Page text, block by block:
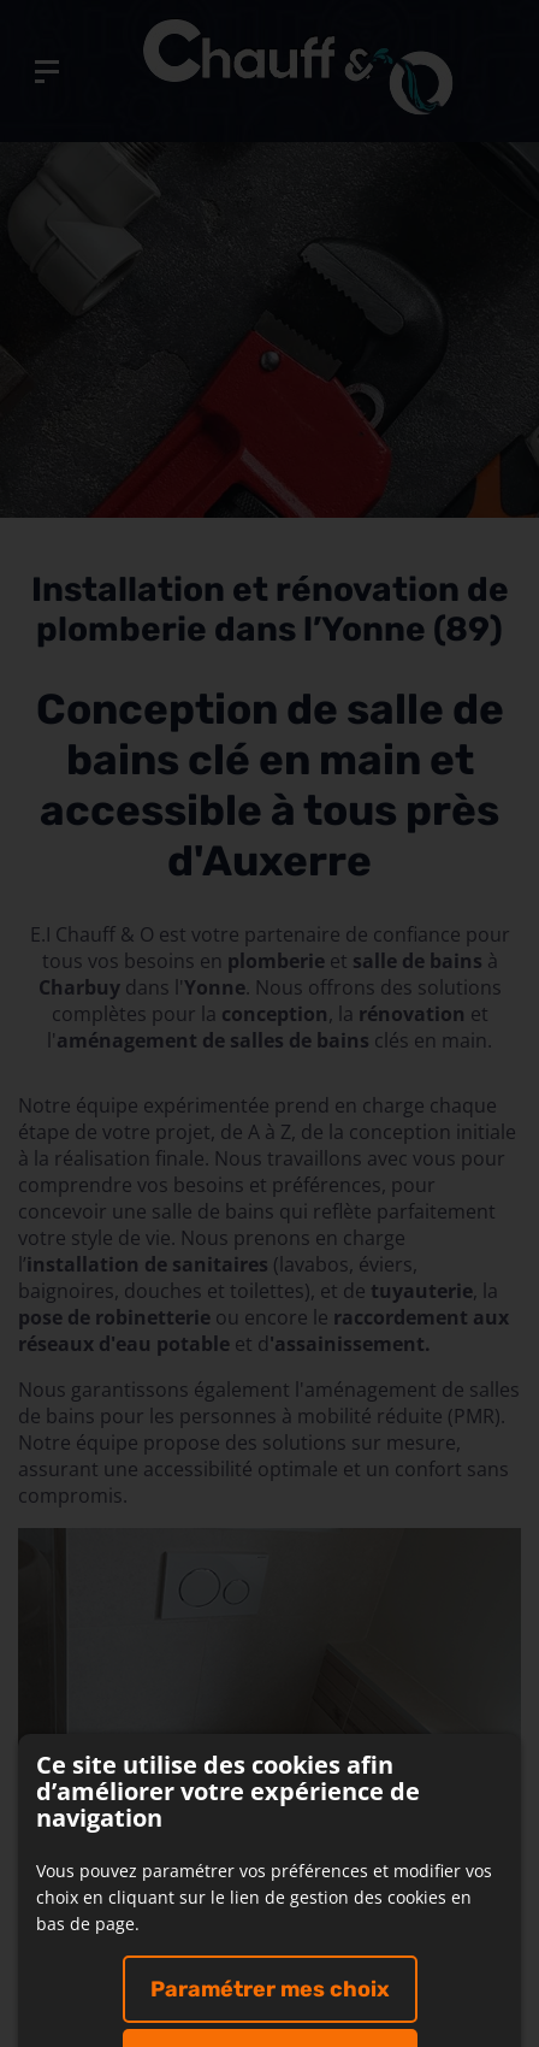
Installation et rénovation de
plomberie dans l’Yonne (89)
Conception de salle de
bains clé en main et
accessible à tous près
d'Auxerre
E.I Chauff & O est votre partenaire de confiance pour
tous vos besoins en plomberie et salle de bains à
Charbuy dans l'Yonne. Nous offrons des solutions
complètes pour la conception, la rénovation et
l'aménagement de salles de bains clés en main.
Notre équipe expérimentée prend en charge chaque
étape de votre projet, de A à Z, de la conception initiale
à la réalisation finale. Nous travaillons avec vous pour
comprendre vos besoins et préférences, pour
concevoir une salle de bains qui reflète parfaitement
votre style de vie. Nous prenons en charge
l’installation de sanitaires (lavabos, éviers,
baignoires, douches et toilettes), et de tuyauterie, la
pose de robinetterie ou encore le raccordement aux
réseaux d'eau potable et d'assainissement.
Nous garantissons également l'aménagement de salles
de bains pour les personnes à mobilité réduite (PMR).
Notre équipe propose des solutions sur mesure,
assurant une accessibilité optimale et un confort sans
compromis.
Nous garantissons l’installation de barres de
Ce site utilise des cookies afin
d’améliorer votre expérience de
navigation
Vous pouvez paramétrer vos préférences et modifier vos
choix en cliquant sur le lien de gestion des cookies en
bas de page.
Paramétrer mes choix